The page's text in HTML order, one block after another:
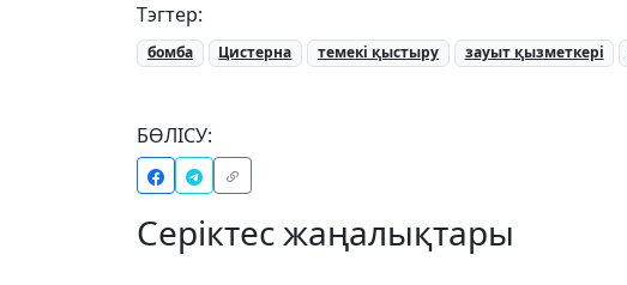
Тэгтер:
бомба Цистерна темекі қыстыру зауыт қызметкері
БӨЛІСУ:
Серіктес жаңалықтары